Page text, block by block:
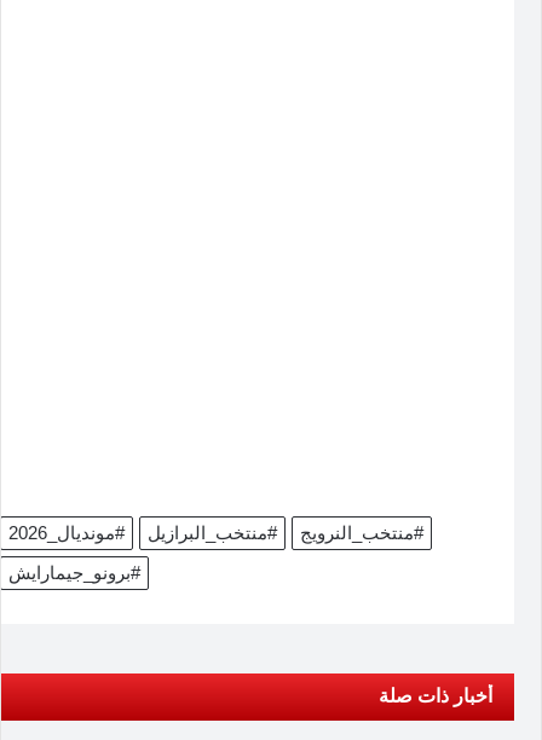
#مونديال_2026 #منتخب_البرازيل
#منتخب_النرويج
#برونو_جيمارايش
أخبار ذات صلة